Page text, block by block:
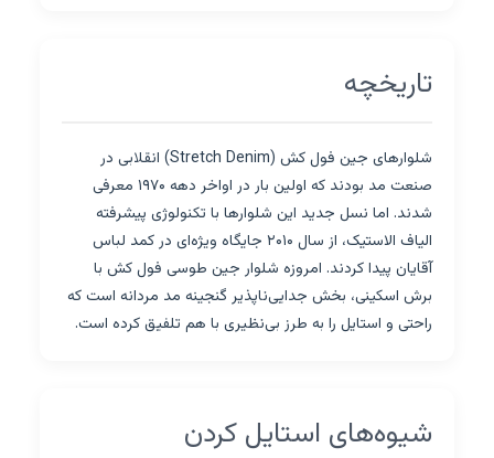
تاریخچه
شلوارهای جین فول کش (Stretch Denim) انقلابی در
صنعت مد بودند که اولین بار در اواخر دهه ۱۹۷۰ معرفی
شدند. اما نسل جدید این شلوارها با تکنولوژی پیشرفته
الیاف الاستیک، از سال ۲۰۱۰ جایگاه ویژه‌ای در کمد لباس
آقایان پیدا کردند. امروزه شلوار جین طوسی فول کش با
برش اسکینی، بخش جدایی‌ناپذیر گنجینه مد مردانه است که
راحتی و استایل را به طرز بی‌نظیری با هم تلفیق کرده است.
شیوه‌های استایل کردن